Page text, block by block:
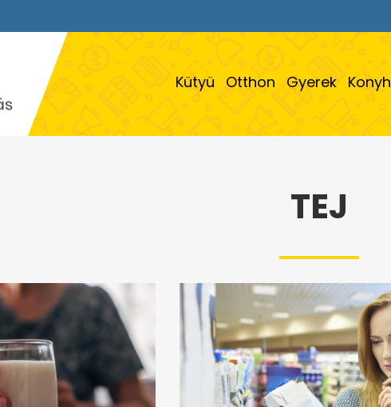
Kütyü Otthon Gyerek
TEJ